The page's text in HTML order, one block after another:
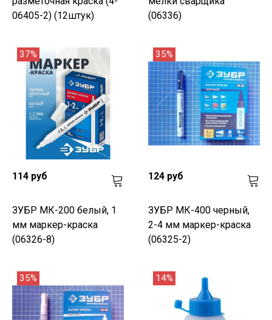
06405-2) (12штук)
(06336)
37%
114 руб
ЗУБР МК-200 белый, 1
мм маркер-краска
(06326-8)
35%
124 руб
ЗУБР МК-400 черный,
2-4 мм маркер-краска
(06325-2)
35% 14%